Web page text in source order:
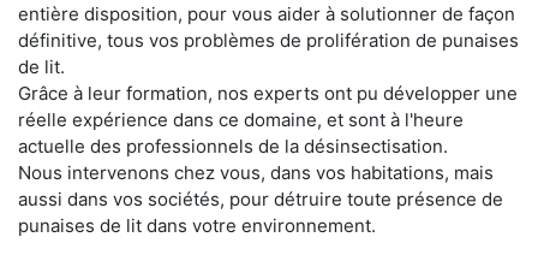
entière disposition, pour vous aider à solutionner de façon
définitive, tous vos problèmes de prolifération de punaises
de lit.
Grâce à leur formation, nos experts ont pu développer une
réelle expérience dans ce domaine, et sont à l'heure
actuelle des professionnels de la désinsectisation.
Nous intervenons chez vous, dans vos habitations, mais
aussi dans vos sociétés, pour détruire toute présence de
punaises de lit dans votre environnement.